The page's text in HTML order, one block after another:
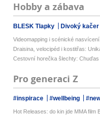
Hobby a zábava
BLESK Tlapky Divoký kačer
Videomapping i scénické
Draisina, velocipéd i kostitřas:
Cestovní horečka šlechty:
Pro generaci Z
#inspirace #wellbeing
Hot Releases: do kin jde MMA film